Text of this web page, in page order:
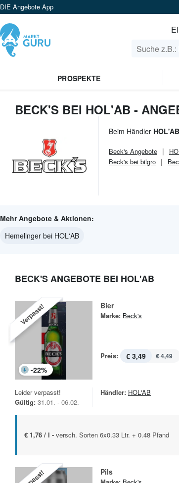
DIE Angebote App
PROSPEKTE
BECK'S BEI HOL'AB -
Beim Händler HOL'AB
Beck's Angebote
Beck's bei bilgro
Mehr Angebote & Aktionen:
Hemelinger bei HOL'AB
BECK'S ANGEBOTE BEI HOL'AB
Verpasst!
-22%
Bier
Marke: Beck's
Preis: € 3,49 € 4,49
Leider verpasst!
Gültig: 31.01. - 06.02.
Händler: HOL'AB
€ 1,76 / l - versch. Sorten 6x0.33 Ltr. + 0.48 Pfand
Pils